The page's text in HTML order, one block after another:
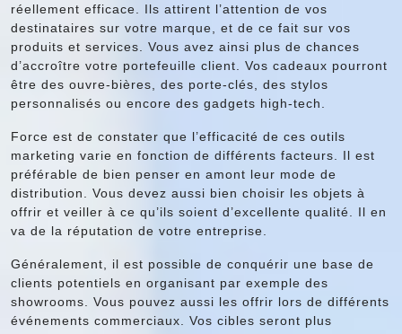
réellement efficace. Ils attirent l’attention de vos
destinataires sur votre marque, et de ce fait sur vos
produits et services. Vous avez ainsi plus de chances
d’accroître votre portefeuille client. Vos cadeaux pourront
être des ouvre-bières, des porte-clés, des stylos
personnalisés ou encore des gadgets high-tech.
Force est de constater que l’efficacité de ces outils
marketing varie en fonction de différents facteurs. Il est
préférable de bien penser en amont leur mode de
distribution. Vous devez aussi bien choisir les objets à
offrir et veiller à ce qu’ils soient d’excellente qualité. Il en
va de la réputation de votre entreprise.
Généralement, il est possible de conquérir une base de
clients potentiels en organisant par exemple des
showrooms. Vous pouvez aussi les offrir lors de différents
événements commerciaux. Vos cibles seront plus